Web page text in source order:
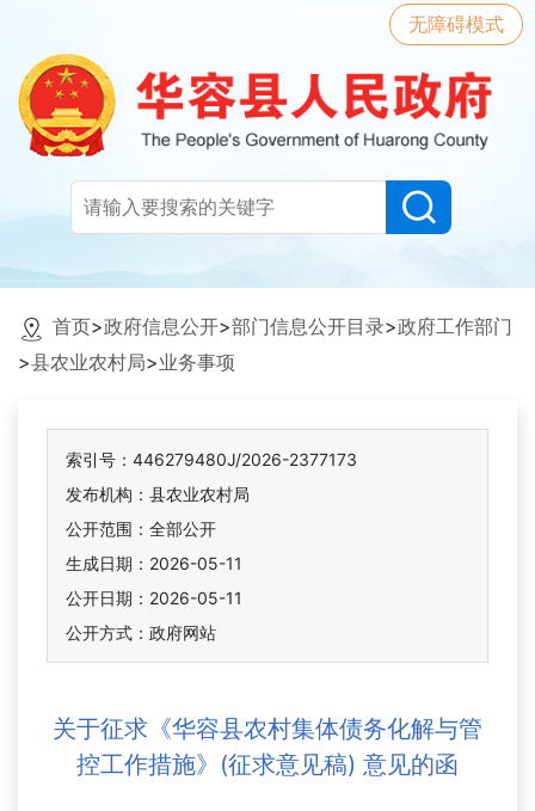
无障碍模式
首页>政府信息公开>部门信息公开目录>政府工作部门
>县农业农村局>业务事项
索引号：446279480J/2026-2377173
发布机构：县农业农村局
公开范围：全部公开
生成日期：2026-05-11
公开日期：2026-05-11
公开方式：政府网站
关于征求《华容县农村集体债务化解与管
控工作措施》(征求意见稿) 意见的函